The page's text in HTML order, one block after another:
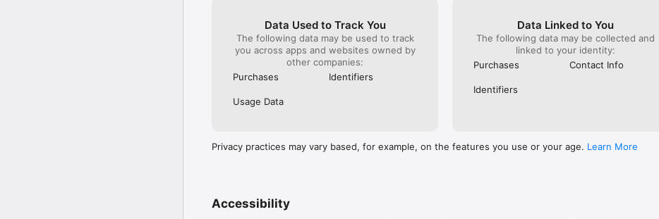
Data Used to Track You
The following data may be used to track
you across apps and websites owned by
other companies:
Purchases
Identifiers
Usage Data
Data Linked to You
The following data may be collected and
linked to your identity:
Purchases
Contact Info
Identifiers
Privacy practices may vary based, for example, on the features you use or your age. Learn More
Accessibility